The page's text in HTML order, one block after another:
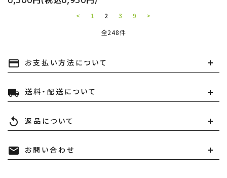
< 1 2 3 9
>
全248件
キーワード
カテゴリー
payment お支払い方法について
local_shipping 送料・配送について
replay 返品について
mail お問い合わせ